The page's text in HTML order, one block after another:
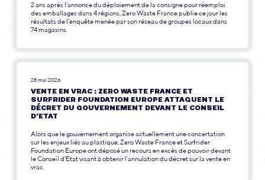
2 ans après l’annonce du déploiement de la consigne pour réemploi
des emballages dans 4 régions, Zero Waste France publie ce jour les
résultats de l’enquête menée par son réseau de groupes locaux dans
74 magasins.
28 mai 2026
VENTE EN VRAC : ZERO WASTE FRANCE ET
SURFRIDER FOUNDATION EUROPE ATTAQUENT LE
DÉCRET DU GOUVERNEMENT DEVANT LE CONSEIL
D’ETAT
Alors que le gouvernement organise actuellement une concertation
sur les enjeux liés au plastique, Zero Waste France et Surfrider
Foundation Europe ont déposé un recours en excès de pouvoir devant
le Conseil d’Etat visant à obtenir l’annulation du décret sur la vente en
vrac.